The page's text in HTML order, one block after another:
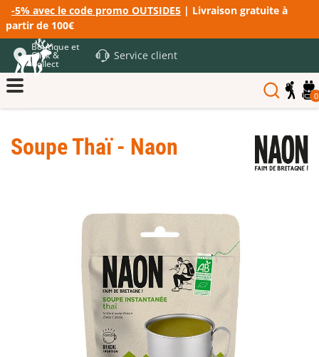
-5% avec le code promo OUTSIDE5 | Livraison gratuite à
partir de 100€
Boutique et
Click &
Collect
Service client
0
Soupe Thaï - Naon